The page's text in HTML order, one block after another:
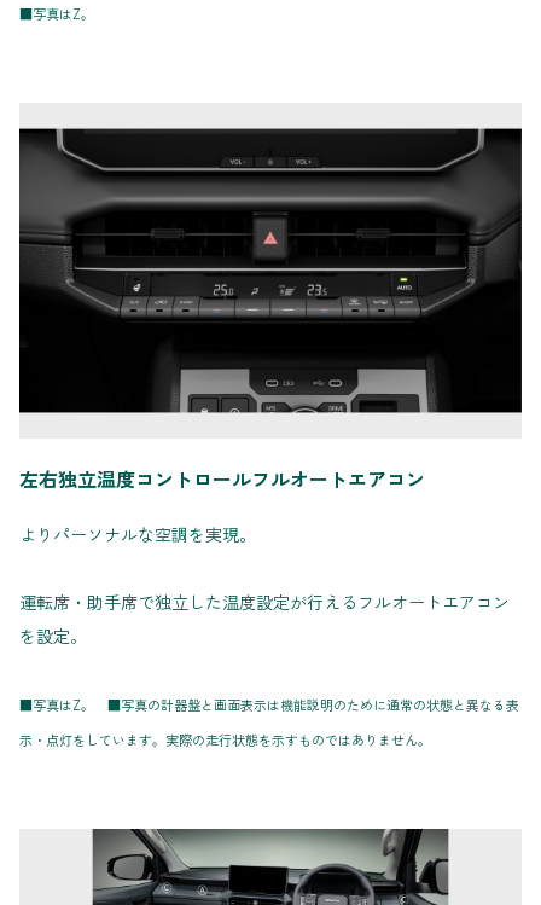
■写真はZ。
左右独立温度コントロールフルオートエアコン
よりパーソナルな空調を実現。
運転席・助手席で独立した温度設定が行えるフルオートエアコン
を設定。
■写真はZ。 ■写真の計器盤と画面表示は機能説明のために通常の状態と異なる表
示・点灯をしています。実際の走行状態を示すものではありません。